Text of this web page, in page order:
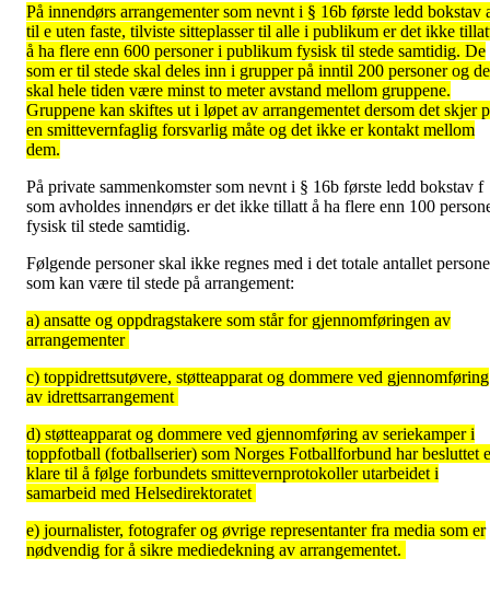
På innendørs arrangementer som nevnt i § 16b første ledd bokstav
til e uten faste, tilviste sitteplasser til alle i publikum er det ikke
å ha flere enn 600 personer i publikum fysisk til stede samtidig. De
som er til stede skal deles inn i grupper på inntil 200 personer og
skal hele tiden være minst to meter avstand mellom gruppene.
Gruppene kan skiftes ut i løpet av arrangementet dersom det skjer
en smittevernfaglig forsvarlig måte og det ikke er kontakt mellom
dem.
På private sammenkomster som nevnt i § 16b første ledd bokstav f
som avholdes innendørs er det ikke tillatt å ha flere enn 100
fysisk til stede samtidig.
Følgende personer skal ikke regnes med i det totale antallet
som kan være til stede på arrangement:
a) ansatte og oppdragstakere som står for gjennomføringen av
arrangementer
c) toppidrettsutøvere, støtteapparat og dommere ved gjennomføring
av idrettsarrangement
d) støtteapparat og dommere ved gjennomføring av seriekamper i
toppfotball (fotballserier) som Norges Fotballforbund har besluttet
klare til å følge forbundets smittevernprotokoller utarbeidet i
samarbeid med Helsedirektoratet
e) journalister, fotografer og øvrige representanter fra media som er
nødvendig for å sikre mediedekning av arrangementet.